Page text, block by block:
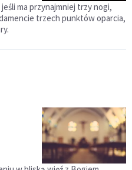
ma przynajmniej trzy nogi,
trzech punktów oparcia,